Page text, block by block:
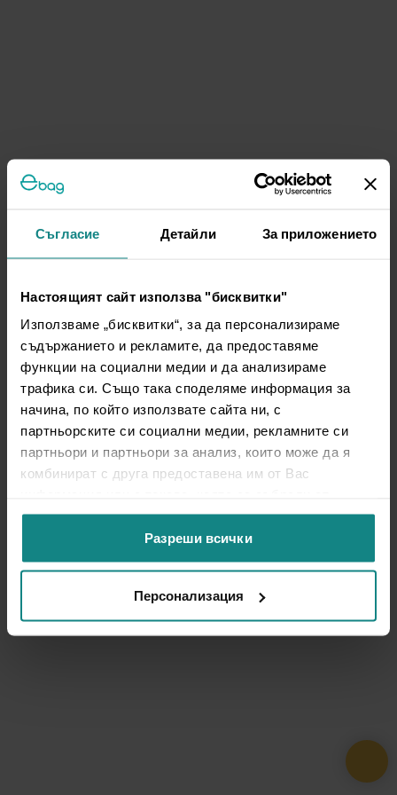
Съгласие Детайли За приложението
Настоящият сайт използва "бисквитки"
Използваме „бисквитки“, за да персонализираме
съдържанието и рекламите, да предоставяме
функции на социални медии и да анализираме
трафика си. Също така споделяме информация за
начина, по който използвате сайта ни, с
партньорските си социални медии, рекламните си
партньори и партньори за анализ, които може да я
комбинират с друга предоставена им от Вас
ползването от Ваша страна на услугите им.
Разреши всички
Персонализация